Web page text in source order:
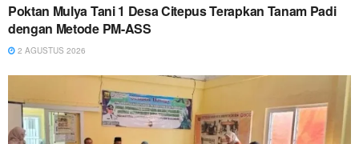
Poktan Mulya Tani 1 Desa Citepus Terapkan Tanam Padi
dengan Metode PM-ASS
2 AGUSTUS 2026